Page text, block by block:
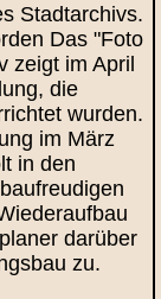
Stadtarchivs.
Das "Foto
zeigt im April
die
wurden.
im März
in den
darüber
zu.